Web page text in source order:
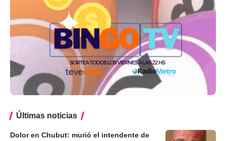
Últimas noticias
Dolor en Chubut: murió el intendente de